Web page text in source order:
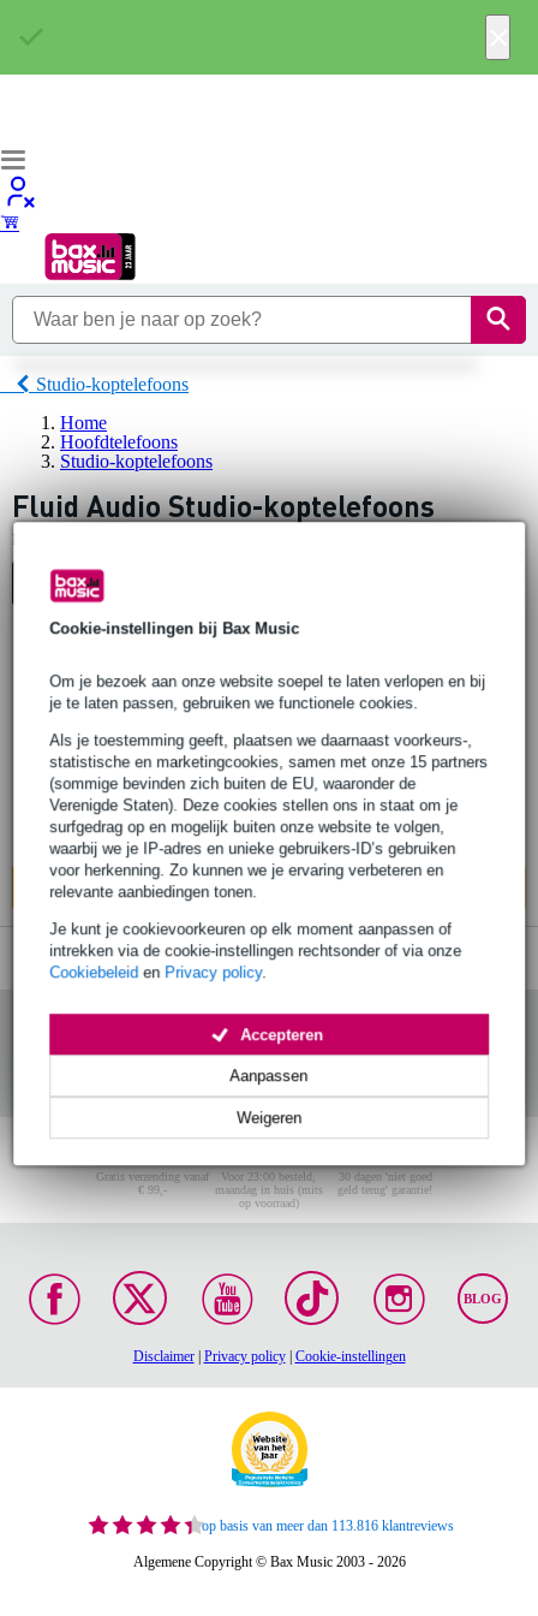
Cookie-instellingen bij Bax Music
Om je bezoek aan onze website soepel te laten verlopen en bij
je te laten passen, gebruiken we functionele cookies.
Als je toestemming geeft, plaatsen we daarnaast voorkeurs-,
statistische en marketingcookies, samen met onze 15 partners
(sommige bevinden zich buiten de EU, waaronder de
Verenigde Staten). Deze cookies stellen ons in staat om je
surfgedrag op en mogelijk buiten onze website te volgen,
waarbij we je IP-adres en unieke gebruikers-ID’s gebruiken
voor herkenning. Zo kunnen we je ervaring verbeteren en
relevante aanbiedingen tonen.
Je kunt je cookievoorkeuren op elk moment aanpassen of
intrekken via de cookie-instellingen rechtsonder of via onze
Cookiebeleid en Privacy policy.
Weigeren
Aanpassen
Accepteren
Studio-koptelefoons
Home
Hoofdtelefoons
Studio-koptelefoons
Fluid Audio Studio-koptelefoons
Er is
Top-10
Fluid Audio Focus koptelefoon met
dSoniq Realphones software
Adviesprijs € 92,- € 83,-
Bestel nu en ontvang binnen circa 7
werkdagen
In mijn winkelwagen
Gratis verzending vanaf
€ 99,-
Voor 23:00 besteld,
maandag in huis (mits
op voorraad)
30 dagen 'niet goed
geld terug' garantie!
BLOG
Disclaimer| Privacy policy| Cookie-instellingen
op basis van meer dan 113.816 klantreviews
Algemene Copyright © Bax Music 2003 - 2026